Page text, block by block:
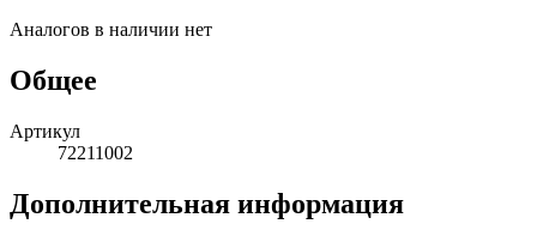
Аналогов в наличии нет
Общее
Артикул
72211002
Дополнительная информация